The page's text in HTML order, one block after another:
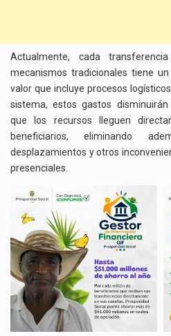
Actualmente, cada
mecanismos tradicionales tiene
valor que incluye procesos
sistema, estos gastos
que los recursos lleguen
beneficiarios, eliminando
desplazamientos y otros
presenciales.